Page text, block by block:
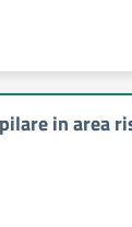
in area